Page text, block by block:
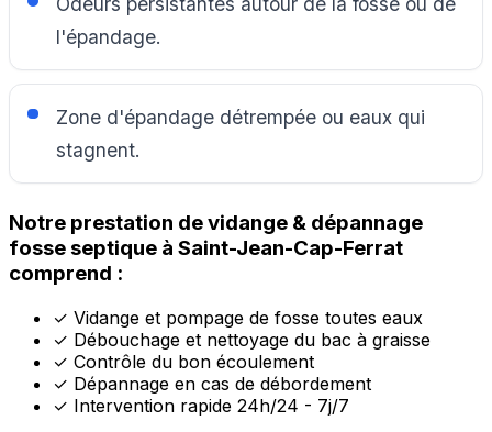
l'épandage.
Zone d'épandage détrempée ou eaux qui
stagnent.
Notre prestation de vidange & dépannage
fosse septique à Saint-Jean-Cap-Ferrat
comprend :
✓ Vidange et pompage de fosse toutes eaux
✓ Débouchage et nettoyage du bac à graisse
✓ Contrôle du bon écoulement
✓ Dépannage en cas de débordement
✓ Intervention rapide 24h/24 - 7j/7